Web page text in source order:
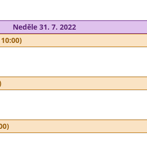
Neděle 31. 7. 2022